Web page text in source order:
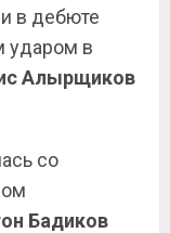
и в дебюте
ударом в
Алырщиков
со
Бадиков